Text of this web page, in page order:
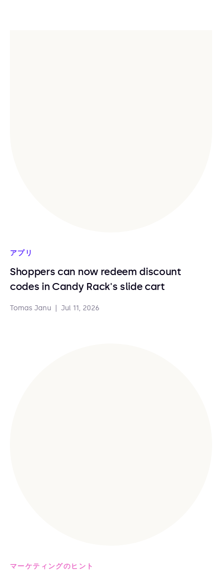
アプリ
Shoppers can now redeem discount
codes in Candy Rack's slide cart
Tomas Janu Jul 11, 2026
マーケティングのヒント